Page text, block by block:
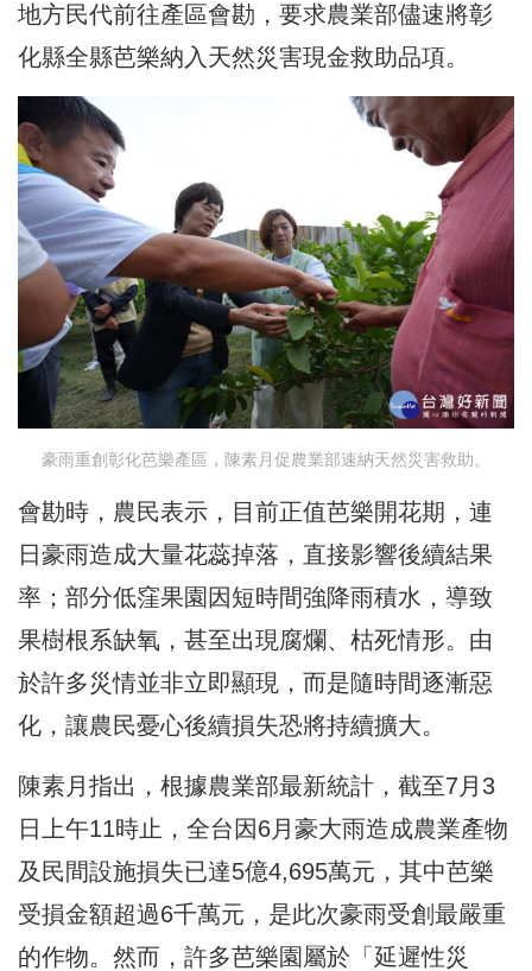
地方民代前往產區會勘，要求農業部儘速將彰
化縣全縣芭樂納入天然災害現金救助品項。
豪雨重創彰化芭樂產區，陳素月促農業部速納天然災害救助。
會勘時，農民表示，目前正值芭樂開花期，連
日豪雨造成大量花蕊掉落，直接影響後續結果
率；部分低窪果園因短時間強降雨積水，導致
果樹根系缺氧，甚至出現腐爛、枯死情形。由
於許多災情並非立即顯現，而是隨時間逐漸惡
化，讓農民憂心後續損失恐將持續擴大。
陳素月指出，根據農業部最新統計，截至7月3
日上午11時止，全台因6月豪大雨造成農業產物
及民間設施損失已達5億4,695萬元，其中芭樂
受損金額超過6千萬元，是此次豪雨受創最嚴重
的作物。然而，許多芭樂園屬於「延遲性災